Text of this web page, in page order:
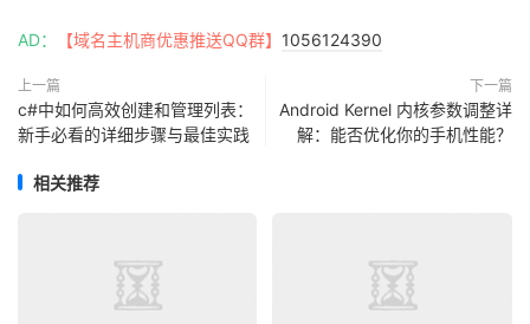
AD： 【域名主机商优惠推送QQ群】 1056124390
上一篇
c#中如何高效创建和管理列表：
新手必看的详细步骤与最佳实践
下一篇
Android Kernel 内核参数调整详
解：能否优化你的手机性能？
相关推荐